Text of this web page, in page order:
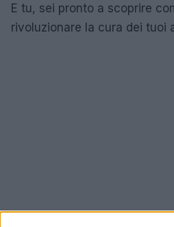
E tu, sei pronto a scoprire
rivoluzionare la cura dei tuoi